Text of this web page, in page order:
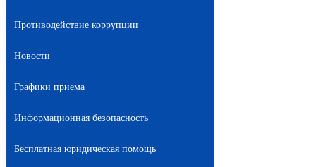
Противодействие коррупции
Новости
Графики приема
Информационная безопасность
Бесплатная юридическая помощь